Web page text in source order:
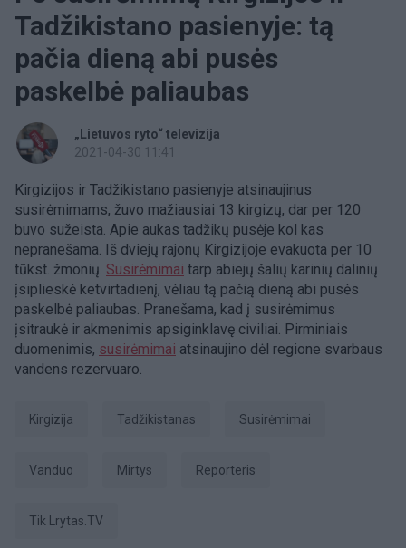
Tadžikistano pasienyje: tą
pačia dieną abi pusės
paskelbė paliaubas
„Lietuvos ryto“ televizija
2021-04-30 11:41
Kirgizijos ir Tadžikistano pasienyje atsinaujinus
susirėmimams, žuvo mažiausiai 13 kirgizų, dar per 120
buvo sužeista. Apie aukas tadžikų pusėje kol kas
nepranešama. Iš dviejų rajonų Kirgizijoje evakuota per 10
tūkst. žmonių. Susirėmimai tarp abiejų šalių karinių dalinių
įsiplieskė ketvirtadienį, vėliau tą pačią dieną abi pusės
paskelbė paliaubas. Pranešama, kad į susirėmimus
įsitraukė ir akmenimis apsiginklavę civiliai. Pirminiais
duomenimis, susirėmimai atsinaujino dėl regione svarbaus
vandens rezervuaro.
Kirgizija Tadžikistanas susirėmimai
Vanduo mirtys Reporteris
tik Lrytas.TV